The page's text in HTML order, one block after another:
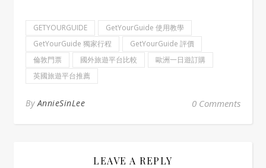
GETYOURGUIDE
GetYourGuide 使用教學
GetYourGuide 獨家行程
GetYourGuide 評價
倫敦門票
國外旅遊平台比較
歐洲一日遊訂購
英國旅遊平台推薦
ByAnnieSinLee 0 Comments
LEAVE A REPLY